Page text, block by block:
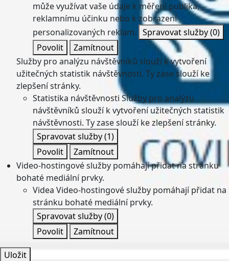
může využívat vaše údaje k měření publika,
reklamnímu účinku nebo k zobrazení
personalizovaných reklam. Spravovat služby(0)
Povolit
Zamítnout
Služby pro analýzu návštěvníků slouží k vytvoření
užitečných statistik návštěvnosti. Ty zase slouží ke
zlepšení stránky.
Statistika návštěvnosti Služby pro analýzu
návštěvníků slouží k vytvoření užitečných statistik
návštěvnosti. Ty zase slouží ke zlepšení stránky.
Spravovat služby(1)
Povolit
Zamítnout
Video-hostingové služby pomáhají přidat na stránku
bohaté mediální prvky.
Videa Video-hostingové služby pomáhají přidat na
stránku bohaté mediální prvky.
Spravovat služby(0)
Povolit
Zamítnout
Uložit